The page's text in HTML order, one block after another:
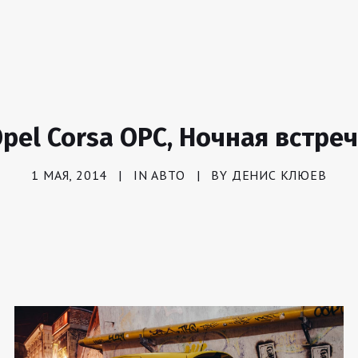
Corsa OPC, Ночная
1 МАЯ, 2014 | INАВТО | BY ДЕНИС КЛЮЕВ